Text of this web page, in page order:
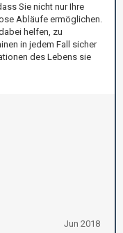
Sie nicht nur Ihre
Abläufe ermöglichen.
helfen, zu
in jedem Fall sicher
des Lebens sie
Jun 2018